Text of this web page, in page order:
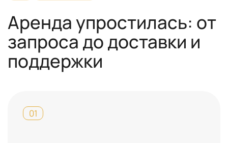
Аренда упростилась: от
запроса до доставки и
поддержки
01